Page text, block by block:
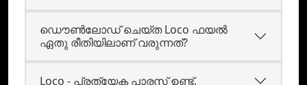
ഡൌണ്‍ലോഡ് ചെയ്ത Loco ഫയല്‍
ഏതു രീതിയിലാണ് വരുന്നത്?
Loco - പ്രത്യേക പാരസ്‌ ഉണ്ട്.